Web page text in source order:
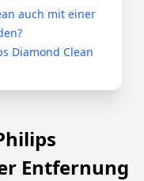
auch mit einer
Diamond Clean
Entfernung